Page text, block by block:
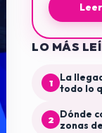
LO MÁS
1
La
todo lo
2
Dónde
zonas